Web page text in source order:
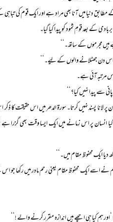
دنیا میں آنا بھی مراد ہے اور ایک قوم کی
کے بعد قومِ ثمود کو پیدا کیا گیا۔
مجرموں کے ساتھ۔‘‘
دن جھٹلانے والوں کے لیے۔‘‘
مرتبہ آئی ہے۔
سے پیدا نہیں کیا؟‘‘
لانا پسند نہیں کرتا۔ سورۃ الدھر میں اس حقیقت
انسان پر اس زمانے میں ایک ایسا وقت بھی گزرا
ایک محفوظ مقام میں۔‘‘
ایک محفوظ مقام یعنی رحم مادر میں رکھا جو
‘اور ہم کیا ہی اچھے ہیں اندازہ مقرر کرنے والے !‘‘